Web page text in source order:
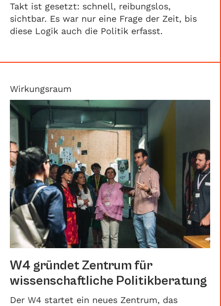
Takt ist gesetzt: schnell, reibungslos,
sichtbar. Es war nur eine Frage der Zeit, bis
diese Logik auch die Politik erfasst.
Wirkungsraum
W4 gründet Zentrum für
wissenschaftliche Politikberatung
Der W4 startet ein neues Zentrum, das